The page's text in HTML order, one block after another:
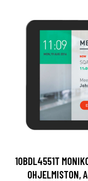
10BDL4551T
OHJELMISTON,